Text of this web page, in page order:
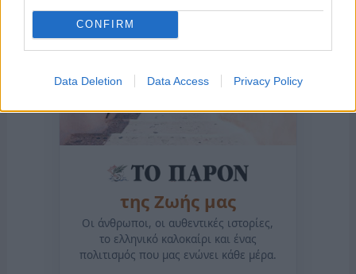
CONFIRM
Data Deletion Data Access Privacy Policy
της Ζωής μας
Οι άνθρωποι, οι αυθεντικές ιστορίες,
το ελληνικό καλοκαίρι και ένας
πολιτισμός που μας ενώνει κάθε μέρα.